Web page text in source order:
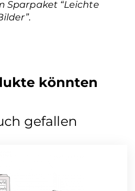
Sparpaket “Leichte
könnten
gefallen